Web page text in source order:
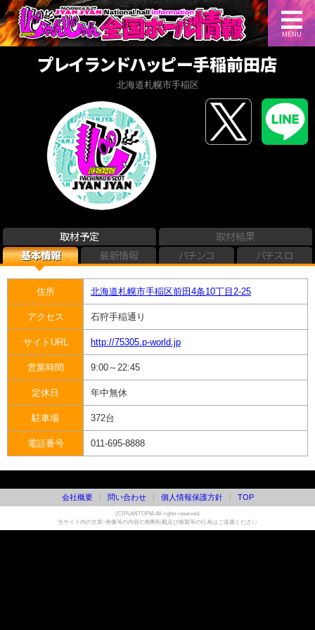
MENU
プレイランドハッピー手稲前田店
北海道札幌市手稲区
取材予定
取材結果
基本情報
最新情報 パチンコ パチスロ
住所 北海道札幌市手稲区前田4条10丁目2-25
アクセス 石狩手稲通り
サイトURL http://75305.p-world.jp
営業時間 9:00～22:45
定休日 年中無休
駐車場 372台
電話番号 011-695-8888
会社概要 問い合わせ 個人情報保護方針 TOP
(C)PLANTOPIA All rights reserved.
当サイト内の文章・画像等の内容の無断転載及び複製等の行為はご遠慮ください